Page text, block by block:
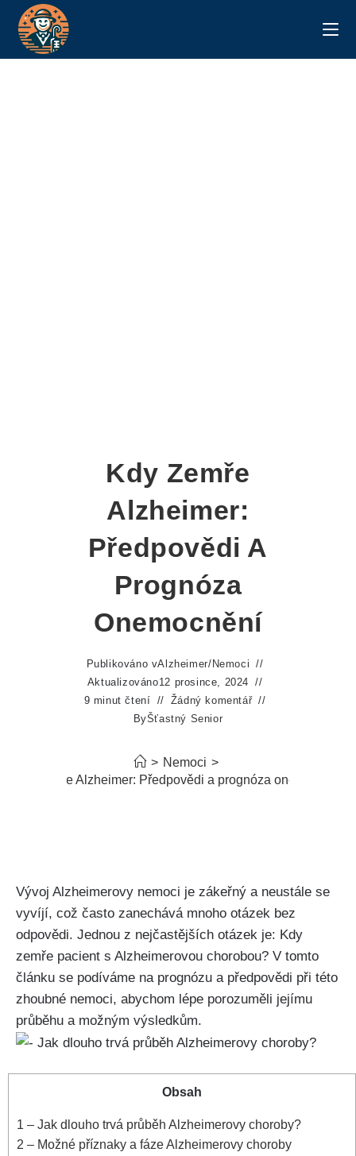
Kdy Zemře
Alzheimer:
Předpovědi A
Prognóza
Onemocnění
Publikováno vAlzheimer/ Nemoci
Aktualizováno12 prosince, 2024
9 minut čtení
Žádný komentář
ByŠťastný Senior
> Nemoci >
Kdy zemře Alzheimer: Předpovědi a prognóza onemocnění
Vývoj Alzheimerovy nemoci je zákeřný a neustále se
vyvíjí, což často zanechává mnoho otázek bez
odpovědi. Jednou z nejčastějších otázek je: Kdy
zemře pacient s Alzheimerovou chorobou? V tomto
článku se podíváme na prognózu a předpovědi při této
zhoubné nemoci, abychom lépe porozuměli jejímu
průběhu a možným výsledkům.
Obsah
1 – Jak dlouho trvá průběh Alzheimerovy choroby?
2 – Možné příznaky a fáze Alzheimerovy choroby